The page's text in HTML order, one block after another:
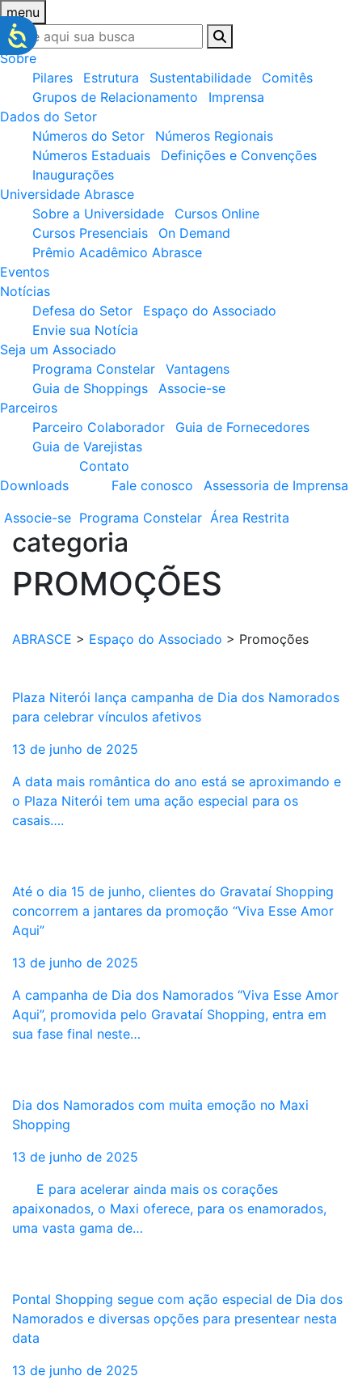
menu
Sobre
Pilares
Estrutura Sustentabilidade
Comitês
Grupos de Relacionamento
Imprensa
Dados do Setor
Números do Setor
Números Regionais
Números Estaduais
Definições e Convenções
Inaugurações
Universidade Abrasce
Sobre a Universidade
Cursos Online
Cursos Presenciais
On Demand
Prêmio Acadêmico Abrasce
Eventos
Notícias
Defesa do Setor
Espaço do Associado
Envie sua Notícia
Seja um Associado
Programa Constelar
Vantagens
Guia de Shoppings
Associe-se
Parceiros
Parceiro Colaborador
Guia de Fornecedores
Guia de Varejistas
Downloads
Contato
Fale conosco
Assessoria de Imprensa
Associe-se Programa Constelar Área Restrita
categoria
PROMOÇÕES
ABRASCE > Espaço do Associado > Promoções
Plaza Niterói lança campanha de Dia dos Namorados
para celebrar vínculos afetivos
13 de junho de 2025
A data mais romântica do ano está se aproximando e
o Plaza Niterói tem uma ação especial para os
casais….
Até o dia 15 de junho, clientes do Gravataí Shopping
concorrem a jantares da promoção “Viva Esse Amor
Aqui”
13 de junho de 2025
A campanha de Dia dos Namorados “Viva Esse Amor
Aqui”, promovida pelo Gravataí Shopping, entra em
sua fase final neste…
Dia dos Namorados com muita emoção no Maxi
Shopping
13 de junho de 2025
E para acelerar ainda mais os corações
apaixonados, o Maxi oferece, para os enamorados,
uma vasta gama de…
Pontal Shopping segue com ação especial de Dia dos
Namorados e diversas opções para presentear nesta
data
13 de junho de 2025